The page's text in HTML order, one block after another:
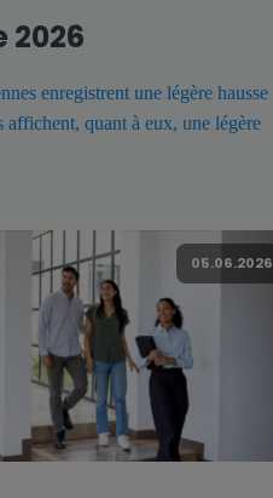
enregistrent une légère hausse
affichent, quant à eux, une légère
05.06.2026